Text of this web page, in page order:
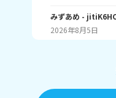
は… ①合唱部 ②陸
きたり、 意見交換
ろ！！ じゃ、ばい
みずあめ -
2026年8月5日